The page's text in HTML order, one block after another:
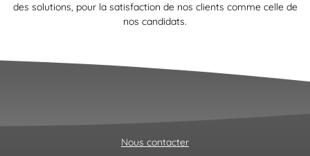
des solutions, pour la satisfaction de nos clients comme celle de
nos candidats.
Nous contacter